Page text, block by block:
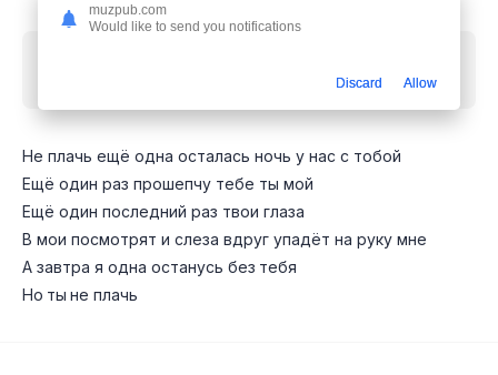
Не плачь ещё одна осталась ночь у нас с тобой
Ещё один раз прошепчу тебе ты мой
Ещё один последний раз твои глаза
В мои посмотрят и слеза вдруг упадёт на руку мне
А завтра я одна останусь без тебя
Но ты не плачь
muzpub.com
Would like to send you notifications
Discard Allow